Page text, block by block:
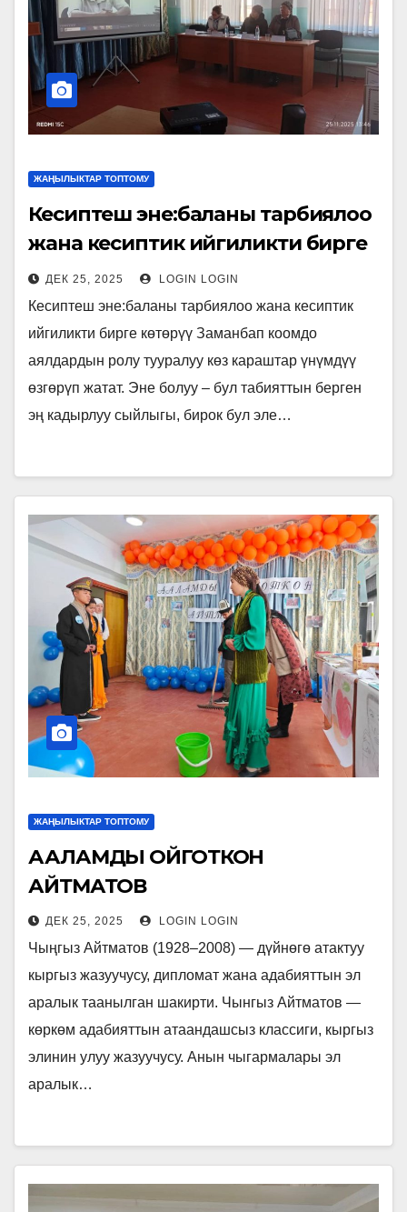
ЖАҢЫЛЫКТАР ТОПТОМУ
Кесиптеш эне:баланы тарбиялоо
жана кесиптик ийгиликти бирге
көтөрүү
ДЕК 25, 2025 LOGIN LOGIN
Кесиптеш эне:баланы тарбиялоо жана кесиптик
ийгиликти бирге көтөрүү Заманбап коомдо
аялдардын ролу тууралуу көз караштар үнүмдүү
өзгөрүп жатат. Эне болуу – бул табияттын берген
эң кадырлуу сыйлыгы, бирок бул эле…
ЖАҢЫЛЫКТАР ТОПТОМУ
ААЛАМДЫ ОЙГОТКОН
АЙТМАТОВ
ДЕК 25, 2025 LOGIN LOGIN
Чыңгыз Айтматов (1928–2008) — дүйнөгө атактуу
кыргыз жазуучусу, дипломат жана адабияттын эл
аралык таанылган шакирти. Чынгыз Айтматов —
көркөм адабияттын атаандашсыз классиги, кыргыз
элинин улуу жазуучусу. Анын чыгармалары эл
аралык…